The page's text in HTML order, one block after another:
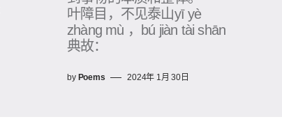
叶障目，不见泰山yī yè
zhàng mù ，bú jiàn tài shān
典故：
by Poems 2024年 1月 30日